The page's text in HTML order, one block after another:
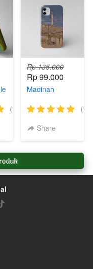
(15)
Rp 135.000
Rp 99.000
Madinah
(18)
Share